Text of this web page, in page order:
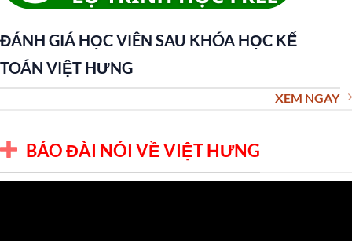
ĐÁNH GIÁ HỌC VIÊN SAU KHÓA HỌC KẾ
TOÁN VIỆT HƯNG
XEM NGAY
BÁO ĐÀI NÓI VỀ VIỆT HƯNG